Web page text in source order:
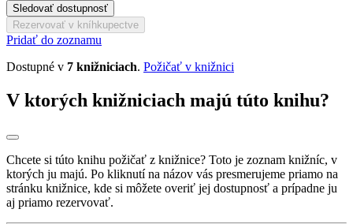
Sledovať dostupnosť
Rezervovať v kníhkupectve
Pridať do zoznamu
Dostupné v 7 knižniciach. Požičať v knižnici
V ktorých knižniciach majú túto knihu?
Chcete si túto knihu požičať z knižnice? Toto je zoznam knižníc, v
ktorých ju majú. Po kliknutí na názov vás presmerujeme priamo na
stránku knižnice, kde si môžete overiť jej dostupnosť a prípadne ju
aj priamo rezervovať.